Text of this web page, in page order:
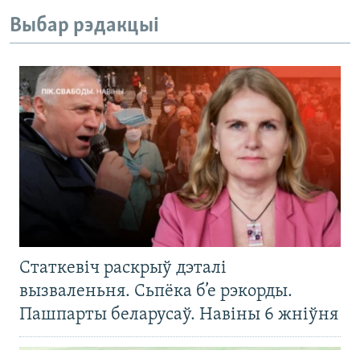
Выбар рэдакцыі
Статкевіч раскрыў дэталі
вызваленьня. Сьпёка б’е рэкорды.
Пашпарты беларусаў. Навіны 6 жніўня